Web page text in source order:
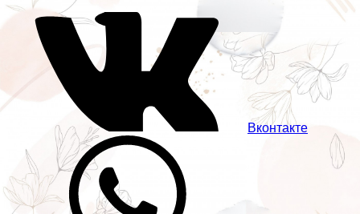
Вконтакте